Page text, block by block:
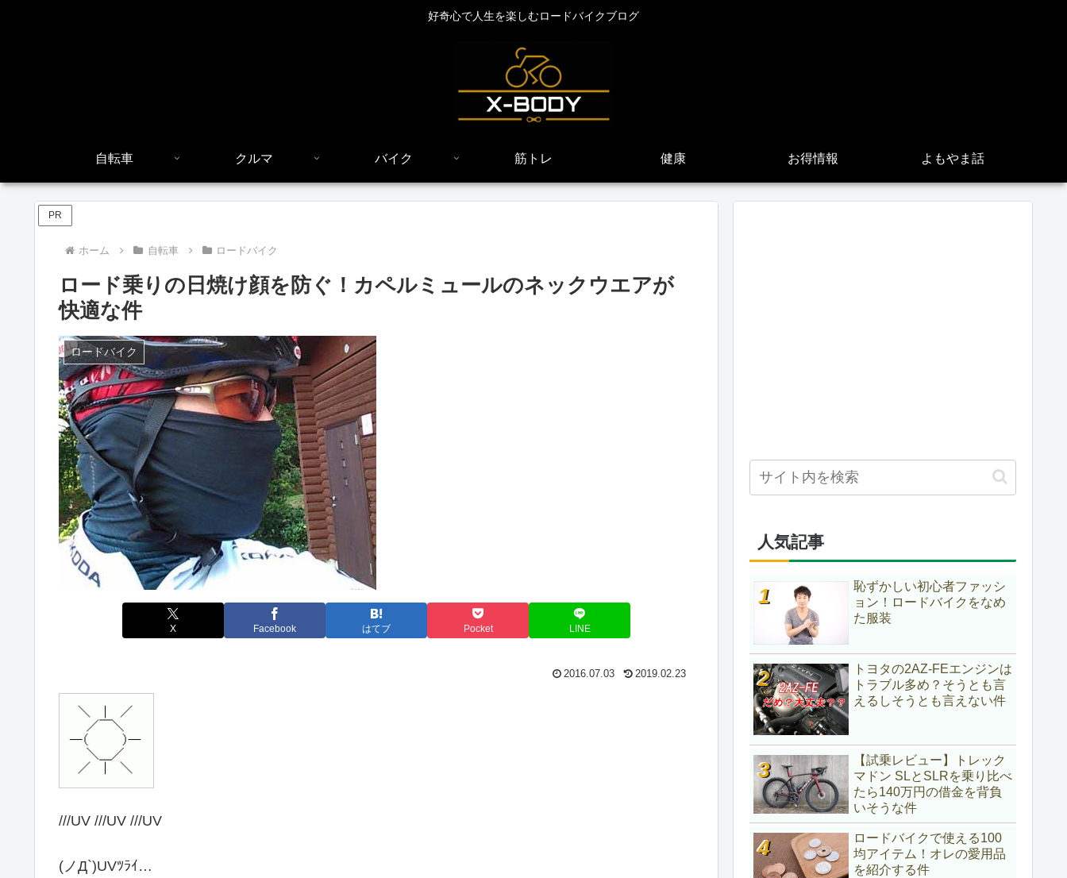
好奇心で人生を楽しむロードバイクブログ
自転車 クルマ バイク 筋トレ 健康 お得情報 よもやま話
PR
ホーム 自転車 ロードバイク
ロード乗りの日焼け顔を防ぐ！カペルミュールのネックウエアが
快適な件
ロードバイク
X Facebook はてブ Pocket LINE
2016.07.03 2019.02.23
///UV ///UV ///UV
(ノД`)UVﾂﾗｲ…
人気記事
恥ずかしい初心者ファッシ
ョン！ロードバイクをなめ
た服装
トヨタの2AZ-FEエンジンは
トラブル多め？そうとも言
えるしそうとも言えない件
【試乗レビュー】トレック
マドン SLとSLRを乗り比べ
たら140万円の借金を背負
いそうな件
ロードバイクで使える100
均アイテム！オレの愛用品
を紹介する件